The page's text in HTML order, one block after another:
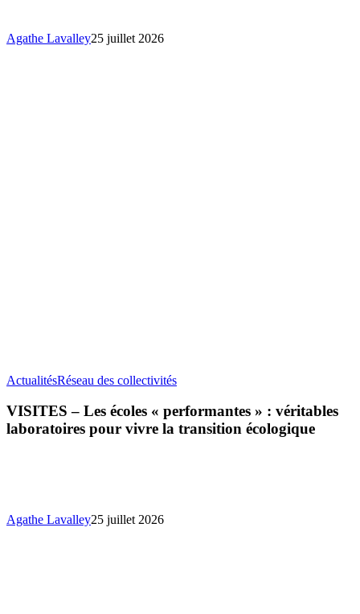
Agathe Lavalley25 juillet 2026
ActualitésRéseau des collectivitésVISITES
Les
écoles
«
VISITES – Les écoles « performantes » : véritables
laboratoires pour vivre la transition écologique
Agathe Lavalley25 juillet 2026